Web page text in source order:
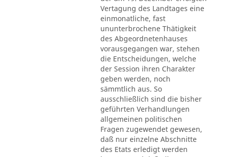
Vertagung des Landtages eine
einmonatliche, fast
ununterbrochene Thätigkeit
des Abgeordnetenhauses
vorausgegangen war, stehen
die Entscheidungen, welche
der Session ihren Charakter
geben werden, noch
sämmtlich aus. So
ausschließlich sind die bisher
geführten Verhandlungen
allgemeinen politischen
Fragen zugewendet gewesen,
daß nur einzelne Abschnitte
des Etats erledigt werden